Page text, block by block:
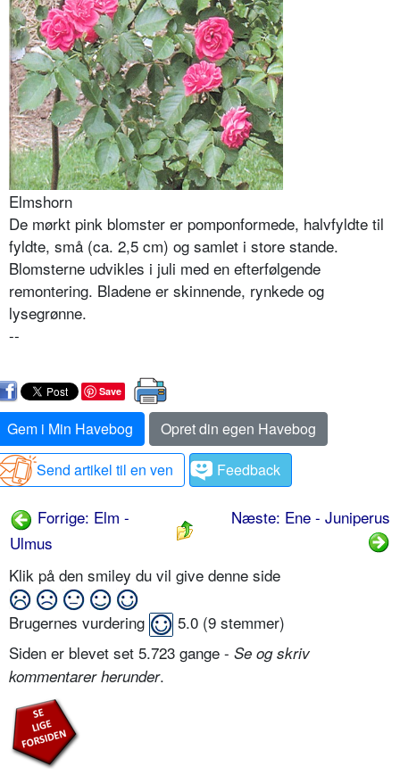
Elmshorn
De mørkt pink blomster er pomponformede, halvfyldte til
fyldte, små (ca. 2,5 cm) og samlet i store stande.
Blomsterne udvikles i juli med en efterfølgende
remontering. Bladene er skinnende, rynkede og
lysegrønne.
--
Save
Gem i Min Havebog
Opret din egen Havebog
Send artikel til en ven
Feedback
Forrige: Elm -
Ulmus
Næste: Ene - Juniperus
Klik på den smiley du vil give denne side
Brugernes vurdering 5.0 (9 stemmer)
Siden er blevet set 5.723 gange - Se og skriv
kommentarer herunder.